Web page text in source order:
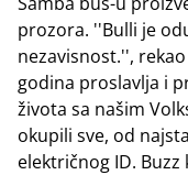
prozora. ''Bulli je
nezavisnost.'',
godina proslavlja i
života sa našim
okupili sve, od
električnog ID.